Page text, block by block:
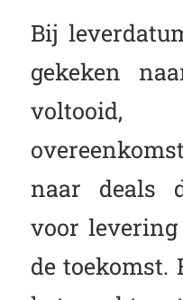
Bij
gekeken
naar deals
voor
de toekomst.